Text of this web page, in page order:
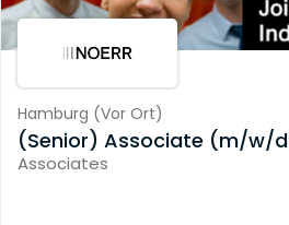
Hamburg (Vor Ort)
(Senior) Associate (m/w/
Associates